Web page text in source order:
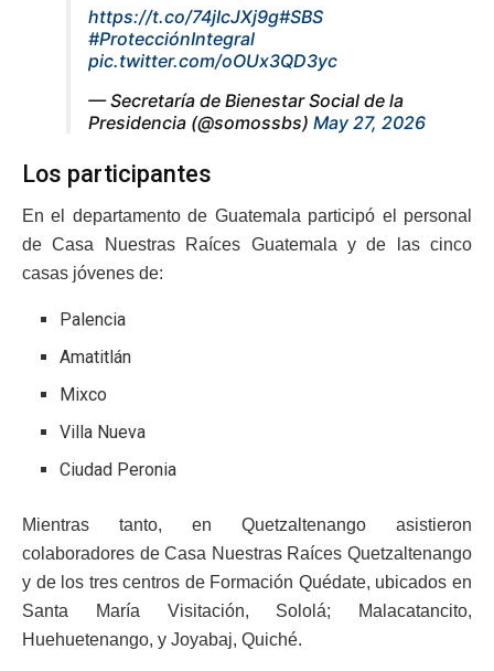
https://t.co/74jIcJXj9g#SBS
#ProtecciónIntegral
pic.twitter.com/oOUx3QD3yc
— Secretaría de Bienestar Social de la
Presidencia (@somossbs) May 27, 2026
Los participantes
En el departamento de Guatemala participó el personal
de Casa Nuestras Raíces Guatemala y de las cinco
casas jóvenes de:
Palencia
Amatitlán
Mixco
Villa Nueva
Ciudad Peronia
Mientras tanto, en Quetzaltenango asistieron
colaboradores de Casa Nuestras Raíces Quetzaltenango
y de los tres centros de Formación Quédate, ubicados en
Santa María Visitación, Sololá; Malacatancito,
Huehuetenango, y Joyabaj, Quiché.